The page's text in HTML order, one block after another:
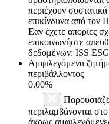
περιέχουν
επικίνδυνα από
Εάν έχετε απορίες
επικοινωνήστε
δεδομένων: ISS
Αμφιλεγόμενα
περιβάλλοντος
0.00%
περιλαμβάνονται
άκρως